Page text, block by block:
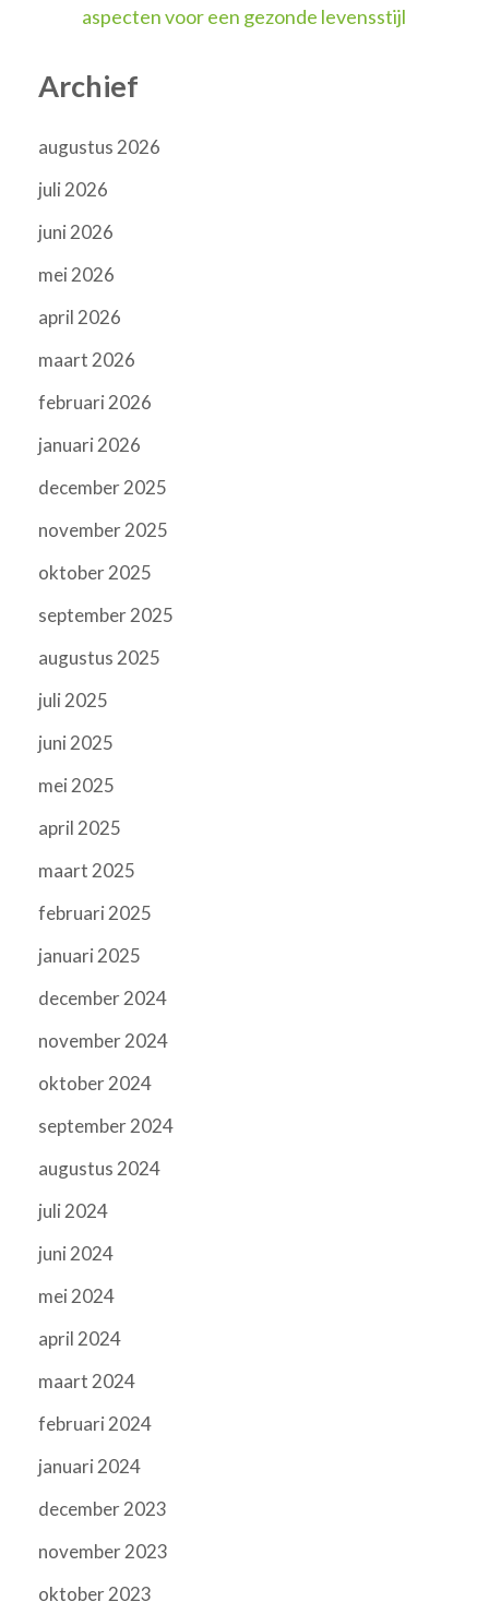
aspecten voor een gezonde levensstijl
Archief
augustus 2026
juli 2026
juni 2026
mei 2026
april 2026
maart 2026
februari 2026
januari 2026
december 2025
november 2025
oktober 2025
september 2025
augustus 2025
juli 2025
juni 2025
mei 2025
april 2025
maart 2025
februari 2025
januari 2025
december 2024
november 2024
oktober 2024
september 2024
augustus 2024
juli 2024
juni 2024
mei 2024
april 2024
maart 2024
februari 2024
januari 2024
december 2023
november 2023
oktober 2023